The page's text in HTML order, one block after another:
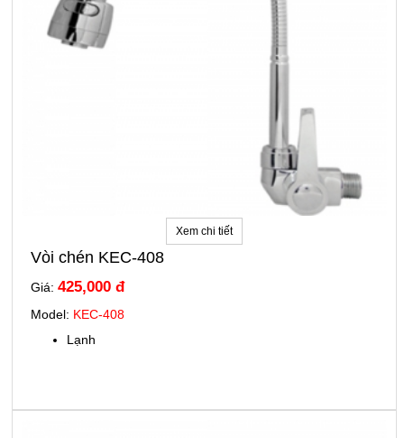
Xem chi tiết
Vòi chén KEC-408
Giá: 425,000 đ
Model: KEC-408
Lạnh